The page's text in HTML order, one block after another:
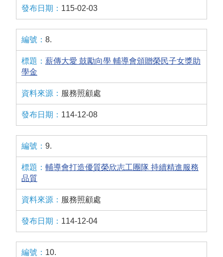
115-02-03
8.
薪傳大愛 鼓勵向學 輔導會頒贈榮民子女獎助
學金
服務照顧處
114-12-08
9.
輔導會打造優質榮欣志工團隊 持續精進服務
品質
服務照顧處
114-12-04
10.